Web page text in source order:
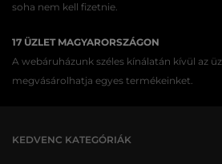
soha nem kell fizetnie.
17 ÜZLET MAGYARORSZÁGON
A webáruházunk széles kínálatán kívül az
megvásárolhatja egyes termékeinket.
KEDVENC KATEGÓRIÁK